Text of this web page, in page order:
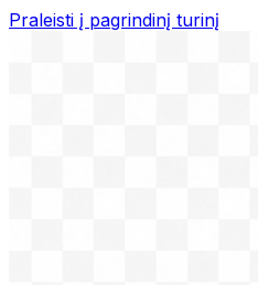
Praleisti į pagrindinį turinį